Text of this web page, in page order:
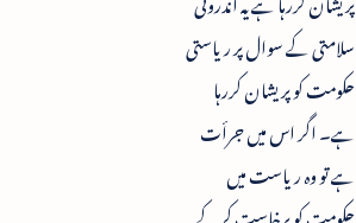
سلامتی کے سوال پر ریاستی
حکومت کو پریشان کررہا
ہے۔ اگر اس میں جرأت
ہے تو وہ ریاست میں